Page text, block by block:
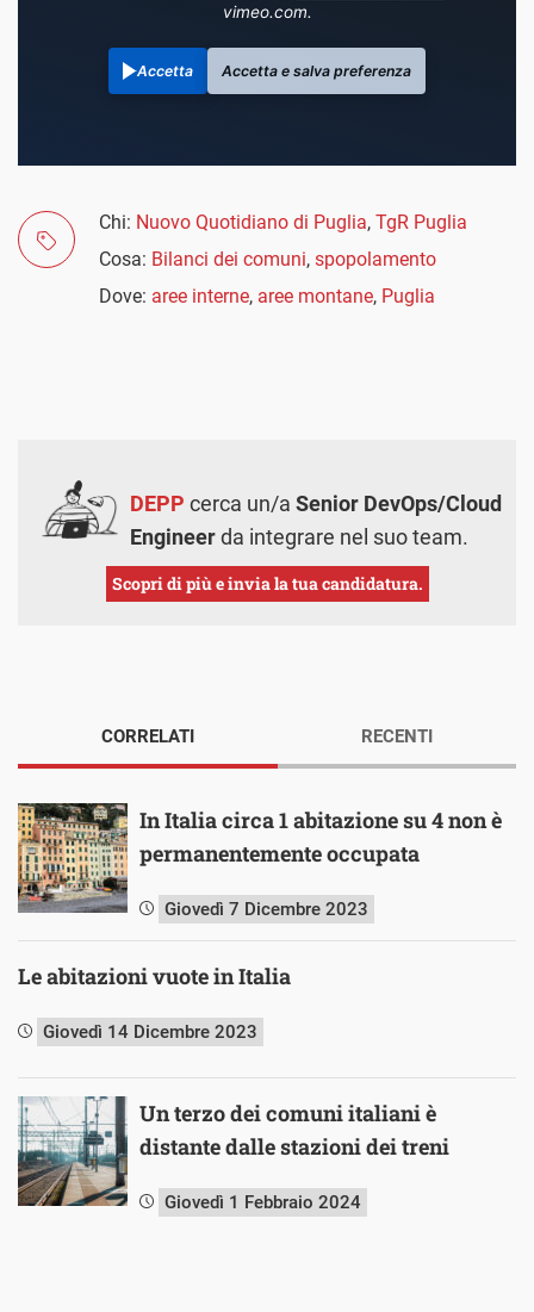
vimeo.com.
Accetta Accetta e salva preferenza
Chi: Nuovo Quotidiano di Puglia, TgR Puglia
Cosa: Bilanci dei comuni, spopolamento
Dove: aree interne, aree montane, Puglia
DEPP cerca un/a Senior DevOps/Cloud
Engineerda integrare nel suo team.
Scopri di più e invia la tua candidatura.
CORRELATI
In Italia circa 1 abitazione su 4 non è
permanentemente occupata
Giovedì 7 Dicembre 2023
Le abitazioni vuote in Italia
Giovedì 14 Dicembre 2023
Un terzo dei comuni italiani è
distante dalle stazioni dei treni
Giovedì 1 Febbraio 2024
RECENTI